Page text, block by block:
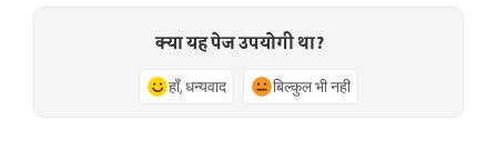
क्या यह पेज उपयोगी था?
हाँ, धन्यवाद बिल्कुल भी नहीं